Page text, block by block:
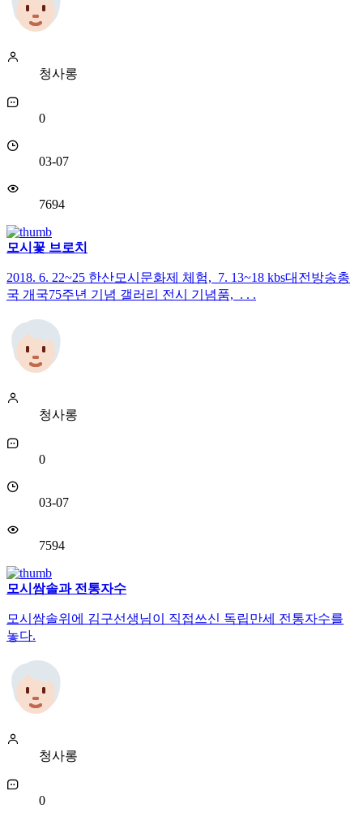
청사롱
0
03-07
7694
모시꽃 브로치
2018. 6. 22~25 한산모시문화제 체험, 7. 13~18 kbs대전방송총
국 개국75주년 기념 갤러리 전시 기념품, . . .
청사롱
0
03-07
7594
모시쌈솔과 전통자수
모시쌈솔위에 김구선생님이 직접쓰신 독립만세 전통자수를
놓다.
청사롱
0